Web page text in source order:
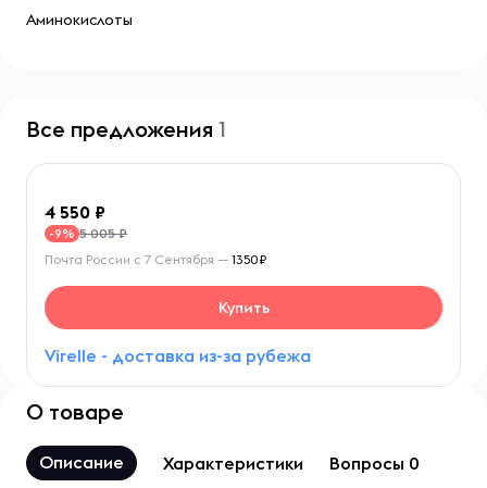
Аминокислоты
Все предложения 1
4 550
-9% 5 005 ₽
Virelle - доставка из-за рубежа
Почта России с 7 Сентября — 1350₽
Купить
О товаре
Описание Характеристики Вопросы 0